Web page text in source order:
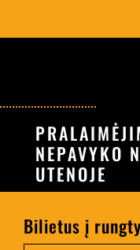
NEPAVYKO
UTENOJE
Bilietus į